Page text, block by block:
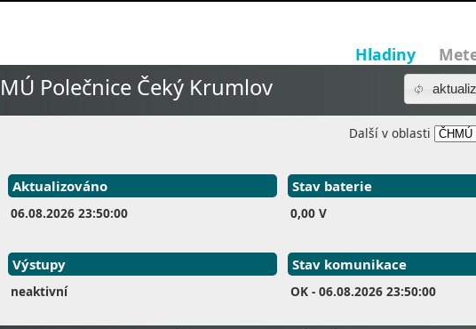
Hladiny
Polečnice Čeký Krumlov
Další v oblasti
Aktualizováno
06.08.2026 23:50:00
Stav baterie
0,00 V
Výstupy
neaktivní
Stav komunikace
OK - 06.08.2026 23:50:00